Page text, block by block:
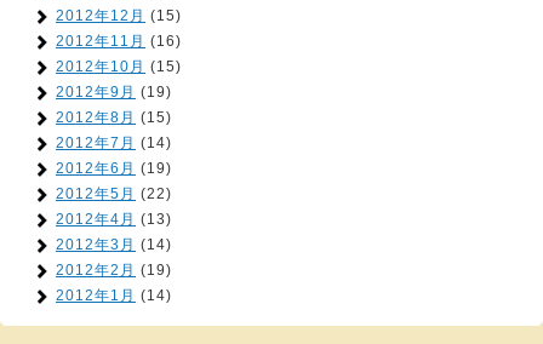
2012年12月 (15)
2012年11月 (16)
2012年10月 (15)
2012年9月 (19)
2012年8月 (15)
2012年7月 (14)
2012年6月 (19)
2012年5月 (22)
2012年4月 (13)
2012年3月 (14)
2012年2月 (19)
2012年1月 (14)